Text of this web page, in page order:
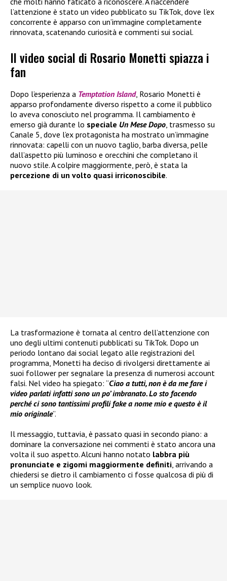
l’attenzione è stato un video pubblicato su TikTok, dove l’ex
concorrente è apparso con un’immagine completamente
rinnovata, scatenando curiosità e commenti sui social.
Il video social di Rosario Monetti spiazza i
fan
Dopo l’esperienza a Temptation Island, Rosario Monetti è
apparso profondamente diverso rispetto a come il pubblico
lo aveva conosciuto nel programma. Il cambiamento è
emerso già durante lo speciale Un Mese Dopo, trasmesso su
Canale 5, dove l’ex protagonista ha mostrato un’immagine
rinnovata: capelli con un nuovo taglio, barba diversa, pelle
dall’aspetto più luminoso e orecchini che completano il
nuovo stile. A colpire maggiormente, però, è stata la
percezione di un volto quasi irriconoscibile.
La trasformazione è tornata al centro dell’attenzione con
uno degli ultimi contenuti pubblicati su TikTok. Dopo un
periodo lontano dai social legato alle registrazioni del
programma, Monetti ha deciso di rivolgersi direttamente ai
suoi follower per segnalare la presenza di numerosi account
falsi. Nel video ha spiegato: “Ciao a tutti, non è da me fare i
video parlati infatti sono un po’ imbranato. Lo sto facendo
perché ci sono tantissimi profili fake a nome mio e questo è il
mio originale”.
Il messaggio, tuttavia, è passato quasi in secondo piano: a
dominare la conversazione nei commenti è stato ancora una
volta il suo aspetto. Alcuni hanno notato labbra più
pronunciate e zigomi maggiormente definiti, arrivando a
chiedersi se dietro il cambiamento ci fosse qualcosa di più di
un semplice nuovo look.